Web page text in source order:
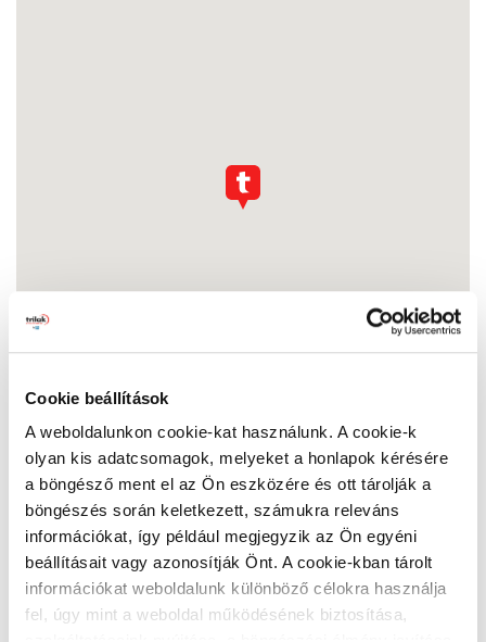
Cookie beállítások
A weboldalunkon cookie-kat használunk. A cookie-k
olyan kis adatcsomagok, melyeket a honlapok kérésére
a böngésző ment el az Ön eszközére és ott tárolják a
böngészés során keletkezett, számukra releváns
információkat, így például megjegyzik az Ön egyéni
beállításait vagy azonosítják Önt. A cookie-kban tárolt
információkat weboldalunk különböző célokra használja
fel, úgy mint a weboldal működésének biztosítása,
Dunakor Festékdiszkont Szeged
6724 Szeged, Kálvária sgt. 53
Nyitvatartás:
Hétfő:
07:00 - 17:00
Kedd:
07:00 - 17:00
Szerda:
07:00 - 17:00
Csütörtök: 07:00 - 17:00